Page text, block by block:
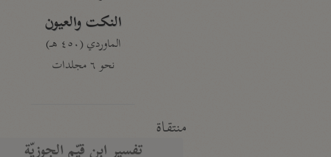
النكت والعيون
الماوردي (٤٥٠ هـ)
نحو ٦ مجلدات
منتقاة
تفسير ابن قيّم الجوزيّة